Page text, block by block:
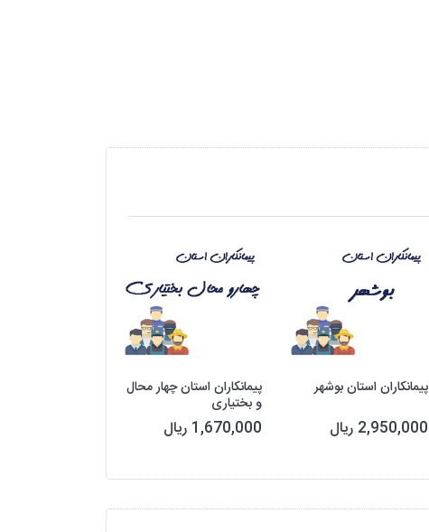
پیمانکاران استان بوشهر
2,950,000 ریال
پیمانکاران استان چهار محال
و بختیاری
1,670,000 ریال